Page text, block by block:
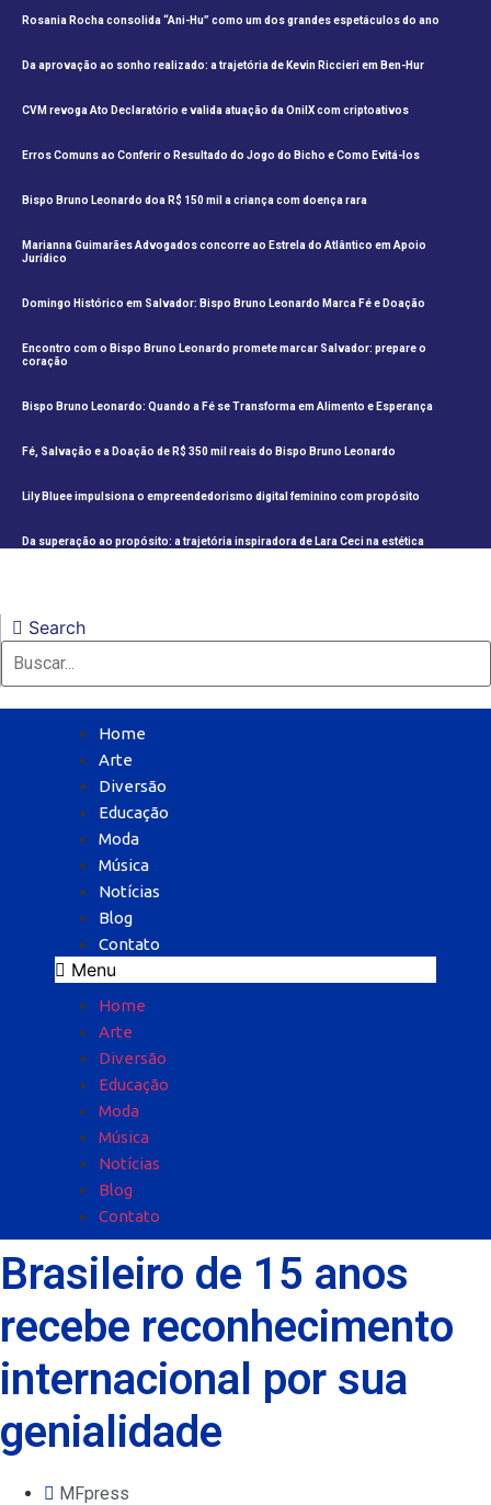
Rosania Rocha consolida “Ani-Hu” como um dos grandes espetáculos do ano
Da aprovação ao sonho realizado: a trajetória de Kevin Riccieri em Ben-Hur
CVM revoga Ato Declaratório e valida atuação da OnilX com criptoativos
Erros Comuns ao Conferir o Resultado do Jogo do Bicho e Como Evitá-los
Bispo Bruno Leonardo doa R$ 150 mil a criança com doença rara
Marianna Guimarães Advogados concorre ao Estrela do Atlântico em Apoio
Jurídico
Domingo Histórico em Salvador: Bispo Bruno Leonardo Marca Fé e Doação
Encontro com o Bispo Bruno Leonardo promete marcar Salvador: prepare o
coração
Bispo Bruno Leonardo: Quando a Fé se Transforma em Alimento e Esperança
Fé, Salvação e a Doação de R$ 350 mil reais do Bispo Bruno Leonardo
Lily Bluee impulsiona o empreendedorismo digital feminino com propósito
Da superação ao propósito: a trajetória inspiradora de Lara Ceci na estética
Search
Home
Arte
Diversão
Educação
Moda
Música
Notícias
Blog
Contato
Menu
Home
Arte
Diversão
Educação
Moda
Música
Notícias
Blog
Contato
Brasileiro de 15 anos
recebe reconhecimento
internacional por sua
genialidade
MFpress